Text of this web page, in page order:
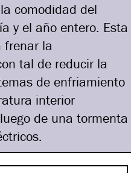
comodidad del
y el año entero. Esta
frenar la
tal de reducir la
de enfriamiento
interior
de una tormenta